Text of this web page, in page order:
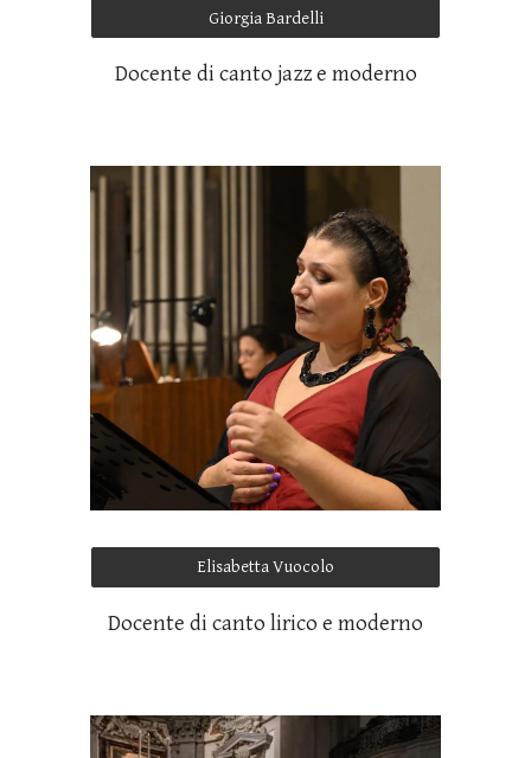
Giorgia Bardelli
Docente di canto jazz e moderno
Elisabetta Vuocolo
Docente di canto lirico e moderno